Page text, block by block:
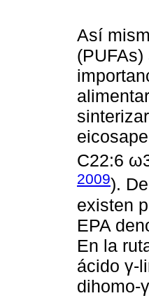
Así
C22:6
2009).
existen
EPA
En la
ácido γ-
dihomo-